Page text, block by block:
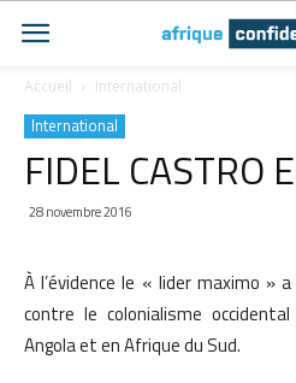
Accueil International
International
FIDEL CASTRO
28 novembre 2016
À l’évidence le « lider maximo »
contre le colonialisme
Angola et en Afrique du Sud.